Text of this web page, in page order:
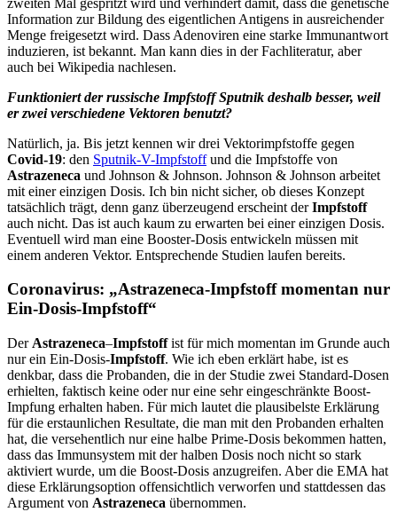
Information zur Bildung des eigentlichen Antigens in ausreichender
Menge freigesetzt wird. Dass Adenoviren eine starke Immunantwort
induzieren, ist bekannt. Man kann dies in der Fachliteratur, aber
auch bei Wikipedia nachlesen.
Funktioniert der russische Impfstoff Sputnik deshalb besser, weil
er zwei verschiedene Vektoren benutzt?
Natürlich, ja. Bis jetzt kennen wir drei Vektorimpfstoffe gegen
Covid-19: den Sputnik-V-Impfstoffund die Impfstoffe von
Astrazeneca und Johnson & Johnson. Johnson & Johnson arbeitet
mit einer einzigen Dosis. Ich bin nicht sicher, ob dieses Konzept
tatsächlich trägt, denn ganz überzeugend erscheint derImpfstoff
auch nicht. Das ist auch kaum zu erwarten bei einer einzigen Dosis.
Eventuell wird man eine Booster-Dosis entwickeln müssen mit
einem anderen Vektor. Entsprechende Studien laufen bereits.
Coronavirus: „Astrazeneca-Impfstoff momentan nur
Ein-Dosis-Impfstoff“
Der Astrazeneca–Impfstoffist für mich momentan im Grunde auch
nur ein Ein-Dosis-Impfstoff. Wie ich eben erklärt habe, ist es
denkbar, dass die Probanden, die in der Studie zwei Standard-Dosen
erhielten, faktisch keine oder nur eine sehr eingeschränkte Boost-
Impfung erhalten haben. Für mich lautet die plausibelste Erklärung
für die erstaunlichen Resultate, die man mit den Probanden erhalten
hat, die versehentlich nur eine halbe Prime-Dosis bekommen hatten,
dass das Immunsystem mit der halben Dosis noch nicht so stark
aktiviert wurde, um die Boost-Dosis anzugreifen. Aber die EMA hat
diese Erklärungsoption offensichtlich verworfen und stattdessen das
Argument von Astrazeneca übernommen.